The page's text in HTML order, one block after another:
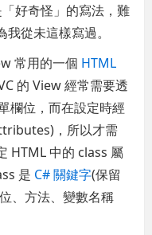
好奇怪」的寫法，難
從未這樣寫過。
常用的一個 HTML
的 View 經常需要透
欄位，而在設定時經
，所以才需
HTML 中的 class 屬
是 C# 關鍵字(保留
、方法、變數名稱